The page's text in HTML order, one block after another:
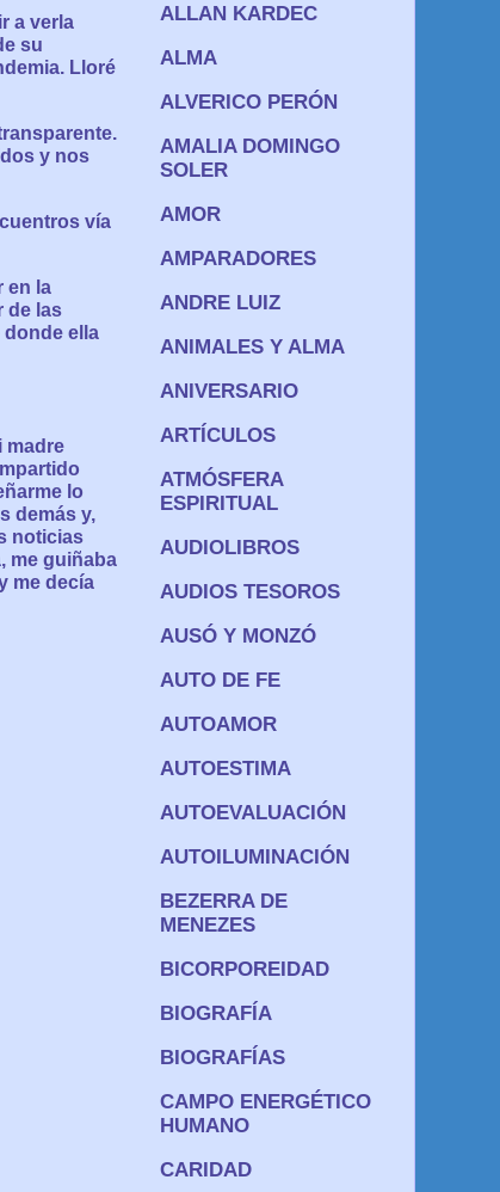
a verla
su
Lloré
y nos
vía
en la
de las
ella
madre
lo
demás y,
noticias
me guiñaba
me decía
ALLAN KARDEC
ALMA
ALVERICO PERÓN
AMALIA DOMINGO
SOLER
AMOR
AMPARADORES
ANDRE LUIZ
ANIMALES Y ALMA
ANIVERSARIO
ARTÍCULOS
ATMÓSFERA
ESPIRITUAL
AUDIOLIBROS
AUDIOS TESOROS
AUSÓ Y MONZÓ
AUTO DE FE
AUTOAMOR
AUTOESTIMA
AUTOEVALUACIÓN
AUTOILUMINACIÓN
BEZERRA DE
MENEZES
BICORPOREIDAD
BIOGRAFÍA
BIOGRAFÍAS
CAMPO ENERGÉTICO
HUMANO
CARIDAD